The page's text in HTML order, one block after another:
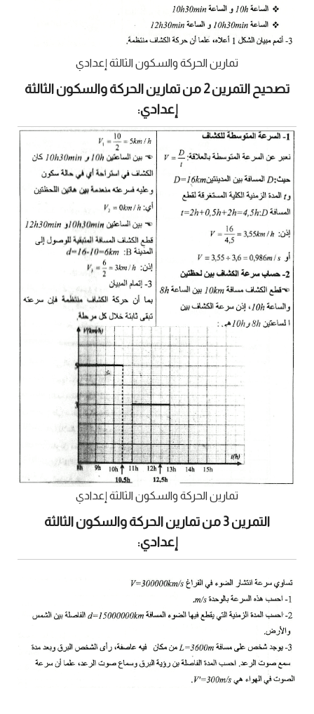
تمارين الحركة والسكون الثالثة إعدادي
تصحيح التمرين 2 من تمارين الحركة والسكون الثالثة
إعدادي:
تمارين الحركة والسكون الثالثة إعدادي
التمرين 3 من تمارين الحركة والسكون الثالثة
إعدادي: